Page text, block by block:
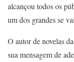
alcançou todos os
um dos grandes se
O autor de novelas
sua mensagem de